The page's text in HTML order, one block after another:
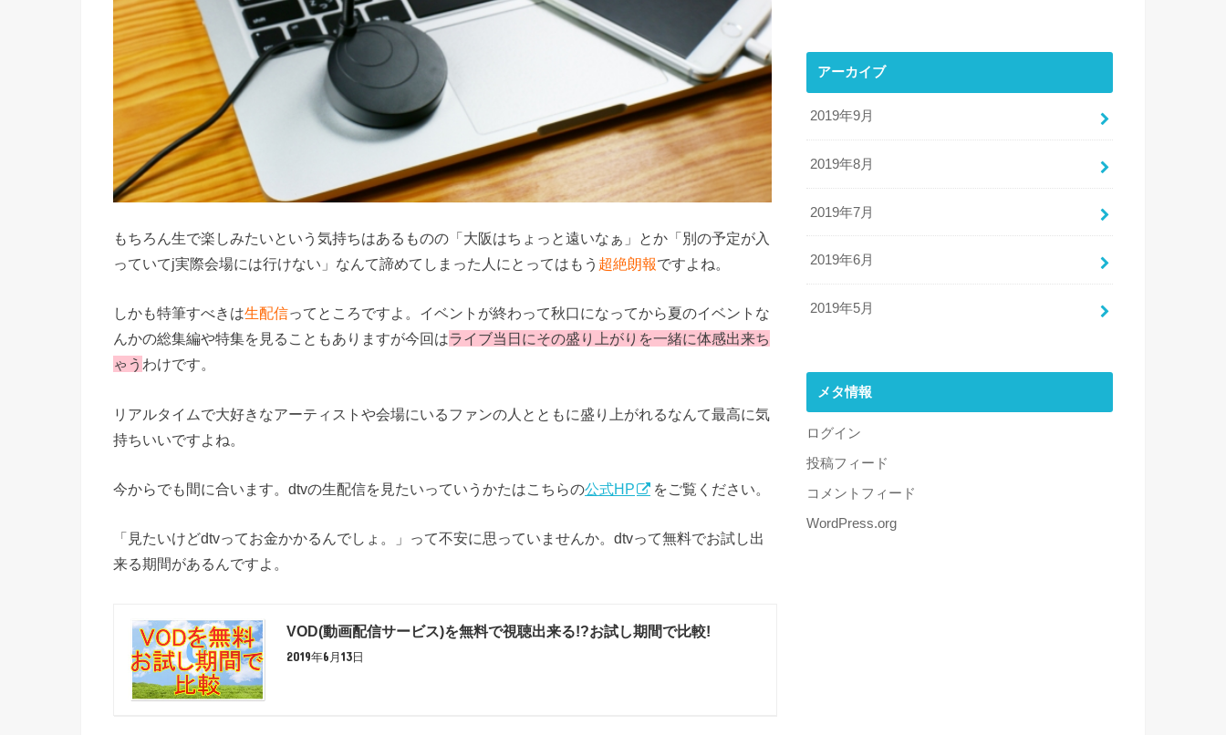
もちろん生で楽しみたいという気持ちはあるものの「大阪はちょっと遠いなぁ」とか「別の予定が入
っていてj実際会場には行けない」なんて諦めてしまった人にとってはもう 超絶朗報ですよね。
しかも特筆すべきは生配信ってところですよ。イベントが終わって秋口になってから夏のイベントな
んかの総集編や特集を見ることもありますが今回はライブ当日にその盛り上がりを一緒に体感出来ち
ゃう わけです。
リアルタイムで大好きなアーティストや会場にいるファンの人とともに盛り上がれるなんて最高に気
持ちいいですよね。
今からでも間に合います。dtvの生配信を見たいっていうかたはこちらの公式HP をご覧ください。
「見たいけどdtvってお金かかるんでしょ。」って不安に思っていませんか。dtvって無料でお試し出
来る期間があるんですよ。
VOD(動画配信サービス)を無料で視聴出来る!?お試し期間で比較!
2019年6月13日
アーカイブ
2019年9月
2019年8月
2019年7月
2019年6月
2019年5月
メタ情報
ログイン
投稿フィード
コメントフィード
WordPress.org